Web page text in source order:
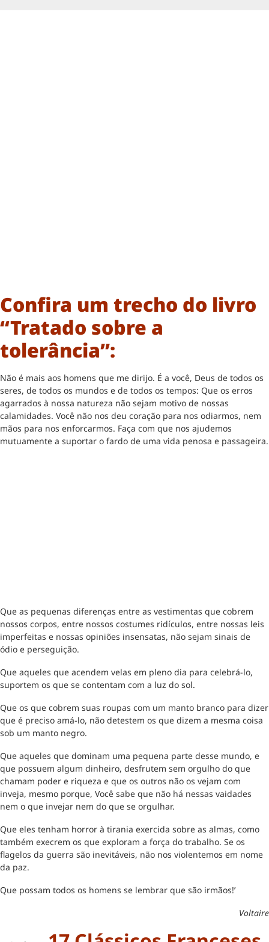
Confira um trecho do livro
“Tratado sobre a
tolerância”:
Não é mais aos homens que me dirijo. É a você, Deus de todos os
seres, de todos os mundos e de todos os tempos: Que os erros
agarrados à nossa natureza não sejam motivo de nossas
calamidades. Você não nos deu coração para nos odiarmos, nem
mãos para nos enforcarmos. Faça com que nos ajudemos
mutuamente a suportar o fardo de uma vida penosa e passageira.
Que as pequenas diferenças entre as vestimentas que cobrem
nossos corpos, entre nossos costumes ridículos, entre nossas leis
imperfeitas e nossas opiniões insensatas, não sejam sinais de
ódio e perseguição.
Que aqueles que acendem velas em pleno dia para celebrá-lo,
suportem os que se contentam com a luz do sol.
Que os que cobrem suas roupas com um manto branco para dizer
que é preciso amá-lo, não detestem os que dizem a mesma coisa
sob um manto negro.
Que aqueles que dominam uma pequena parte desse mundo, e
que possuem algum dinheiro, desfrutem sem orgulho do que
chamam poder e riqueza e que os outros não os vejam com
inveja, mesmo porque, Você sabe que não há nessas vaidades
nem o que invejar nem do que se orgulhar.
Que eles tenham horror à tirania exercida sobre as almas, como
também execrem os que exploram a força do trabalho. Se os
flagelos da guerra são inevitáveis, não nos violentemos em nome
da paz.
Que possam todos os homens se lembrar que são irmãos!’
Voltaire